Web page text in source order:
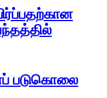
படுகொலை